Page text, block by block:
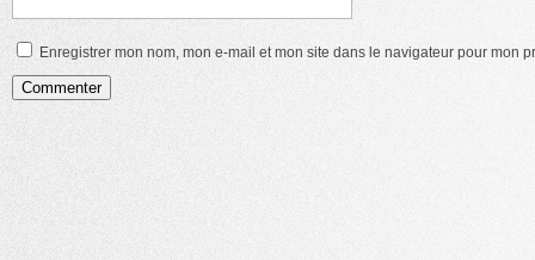
Enregistrer mon nom, mon e-mail et mon site dans le navigateur pour mon